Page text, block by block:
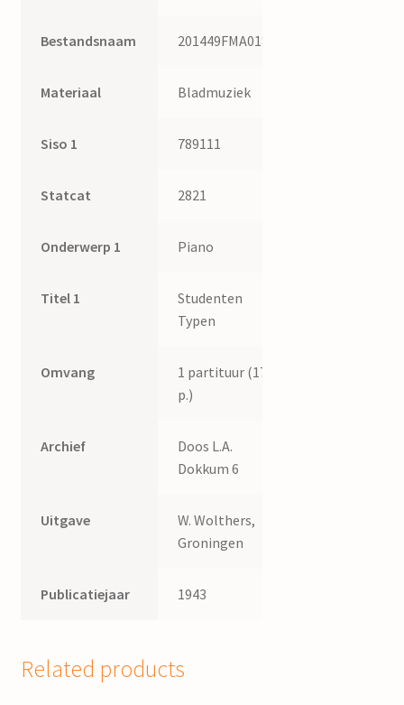
Bestandsnaam 201449FMA018
Materiaal Bladmuziek
Siso 1 789111
Statcat 2821
Onderwerp 1 Piano
Titel 1
Studenten
Typen
Omvang
1 partituur (17
p.)
Archief
Doos L.A.
Dokkum 6
Uitgave
W. Wolthers,
Groningen
Publicatiejaar 1943
Related products